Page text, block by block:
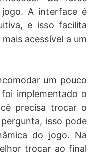
A interface é
e isso facilita
acessível a um
um pouco
implementado o
precisa trocar o
isso pode
do jogo. Na
trocar ao final